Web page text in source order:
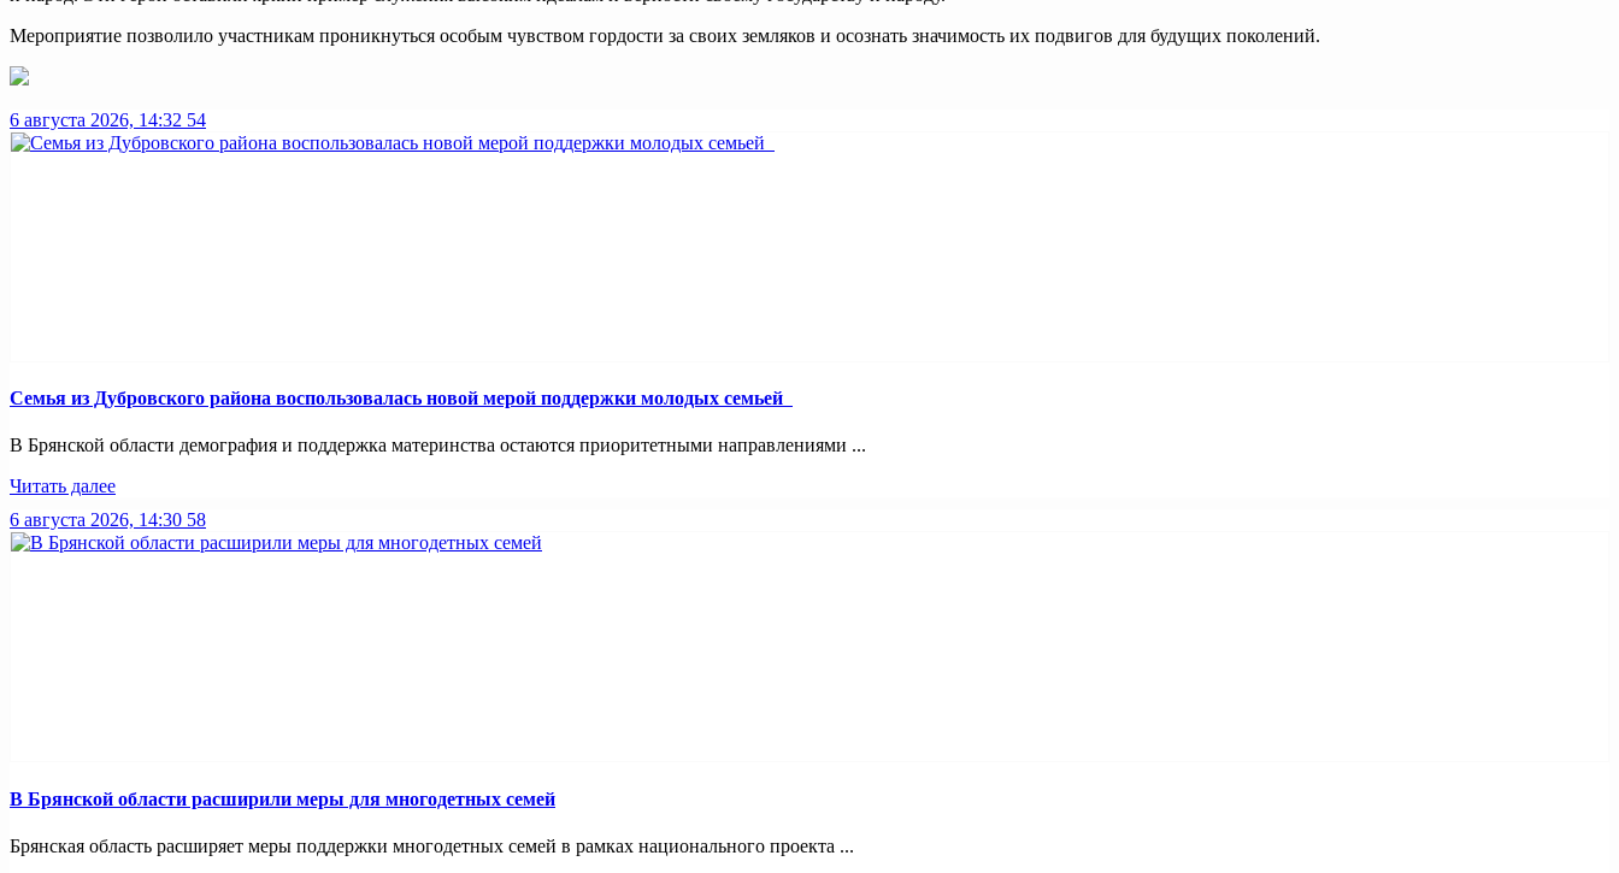
Мероприятие позволило участникам проникнуться особым чувством гордости за своих земляков и осознать значимость их подвигов для будущих поколений.
6 августа 2026, 14:32 54
Семья из Дубровского района воспользовалась новой мерой поддержки молодых семьей
В Брянской области демография и поддержка материнства остаются приоритетными направлениями ...
Читать далее
6 августа 2026, 14:30 58
В Брянской области расширили меры для многодетных семей
Брянская область расширяет меры поддержки многодетных семей в рамках национального проекта ...